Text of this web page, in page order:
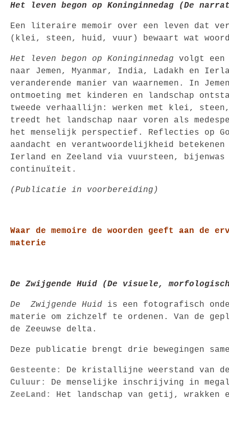
Het leven begon op Koninginnedag (De
Een literaire memoir over een leven dat
(klei, steen, huid, vuur) bewaart wat
Het leven begon op Koninginnedag volgt een
naar Jemen, Myanmar, India, Ladakh en
veranderende manier van waarnemen. In
ontmoeting met kinderen en landschap
tweede verhaallijn: werken met klei,
treedt het landschap naar voren als
het menselijk perspectief. Reflecties op
aandacht en verantwoordelijkheid
Ierland en Zeeland via vuursteen,
continuïteit.
(Publicatie in voorbereiding)
Waar de memoire de woorden geeft aan de
materie
De Zwijgende Huid (De visuele,
De Zwijgende Huid is een fotografisch
materie om zichzelf te ordenen. Van de
de Zeeuwse delta.
Deze publicatie brengt drie bewegingen
Gesteente: De kristallijne weerstand van
Culuur: De menselijke inschrijving in
ZeeLand: Het landschap van getij, wrakken